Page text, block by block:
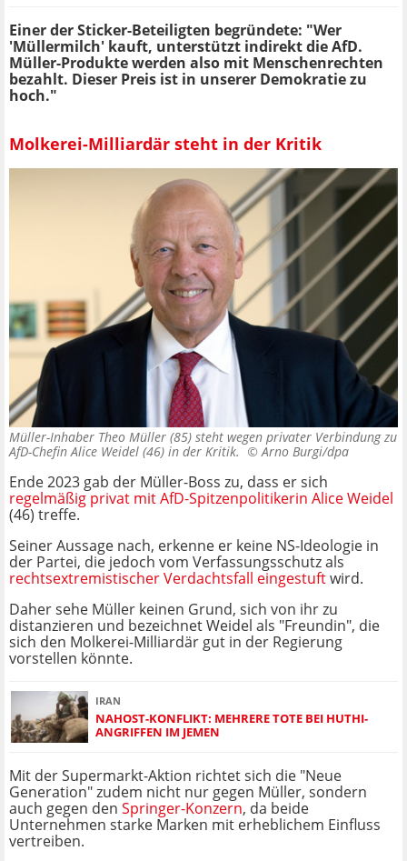
Einer der Sticker-Beteiligten begründete: "Wer
'Müllermilch' kauft, unterstützt indirekt die AfD.
Müller-Produkte werden also mit Menschenrechten
bezahlt. Dieser Preis ist in unserer Demokratie zu
hoch."
Molkerei-Milliardär steht in der Kritik
Müller-Inhaber Theo Müller (85) steht wegen privater Verbindung zu
AfD-Chefin Alice Weidel (46) in der Kritik. ©Arno Burgi/dpa
Ende 2023 gab der Müller-Boss zu, dass er sich
regelmäßig privat mit AfD-Spitzenpolitikerin Alice Weidel
(46) treffe.
Seiner Aussage nach, erkenne er keine NS-Ideologie in
der Partei, die jedoch vom Verfassungsschutz als
rechtsextremistischer Verdachtsfall eingestuftwird.
Daher sehe Müller keinen Grund, sich von ihr zu
distanzieren und bezeichnet Weidel als "Freundin", die
sich den Molkerei-Milliardär gut in der Regierung
vorstellen könnte.
IRAN
NAHOST-KONFLIKT: MEHRERE TOTE BEI HUTHI-
ANGRIFFEN IM JEMEN
Mit der Supermarkt-Aktion richtet sich die "Neue
Generation" zudem nicht nur gegen Müller, sondern
auch gegen den Springer-Konzern, da beide
Unternehmen starke Marken mit erheblichem Einfluss
vertreiben.